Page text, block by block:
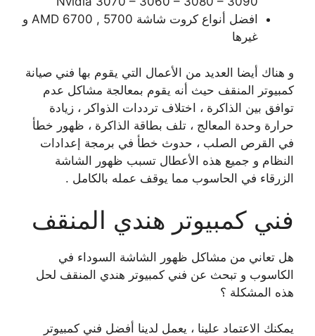
افضل أنواع كروت شاشة AMD 6700 , 5700 و
غيرها
و هناك أيضا العديد من الأعمال التي يقوم بها فني صيانة
كمبيوتر المنقف حيث أنه يقوم بمعالجة مشاكل عدم
توافق بين الذاكرة ، اختلاف ترددات الذواكر ، زيادة
حرارة وحدة المعالج ، تلف بطاقة الذاكرة ، ظهور خطأ
في القرص الصلب ، حدوث خطأ في برمجة إعدادات
النظام و جميع هذه الأعطال تسبب ظهور الشاشة
الزرقاء في الحاسوب مما يوقف عمله بالكامل .
فني كمبيوتر هندي المنقف
هل تعاني من مشاكل ظهور الشاشة السوداء في
الكاسوب و تبحث عن فني كمبيوتر هندي المنقف لحل
هذه المشكلة ؟
يمكنك الاعتماد علينا ، يعمل لدينا أفضل فني كمبيوتر